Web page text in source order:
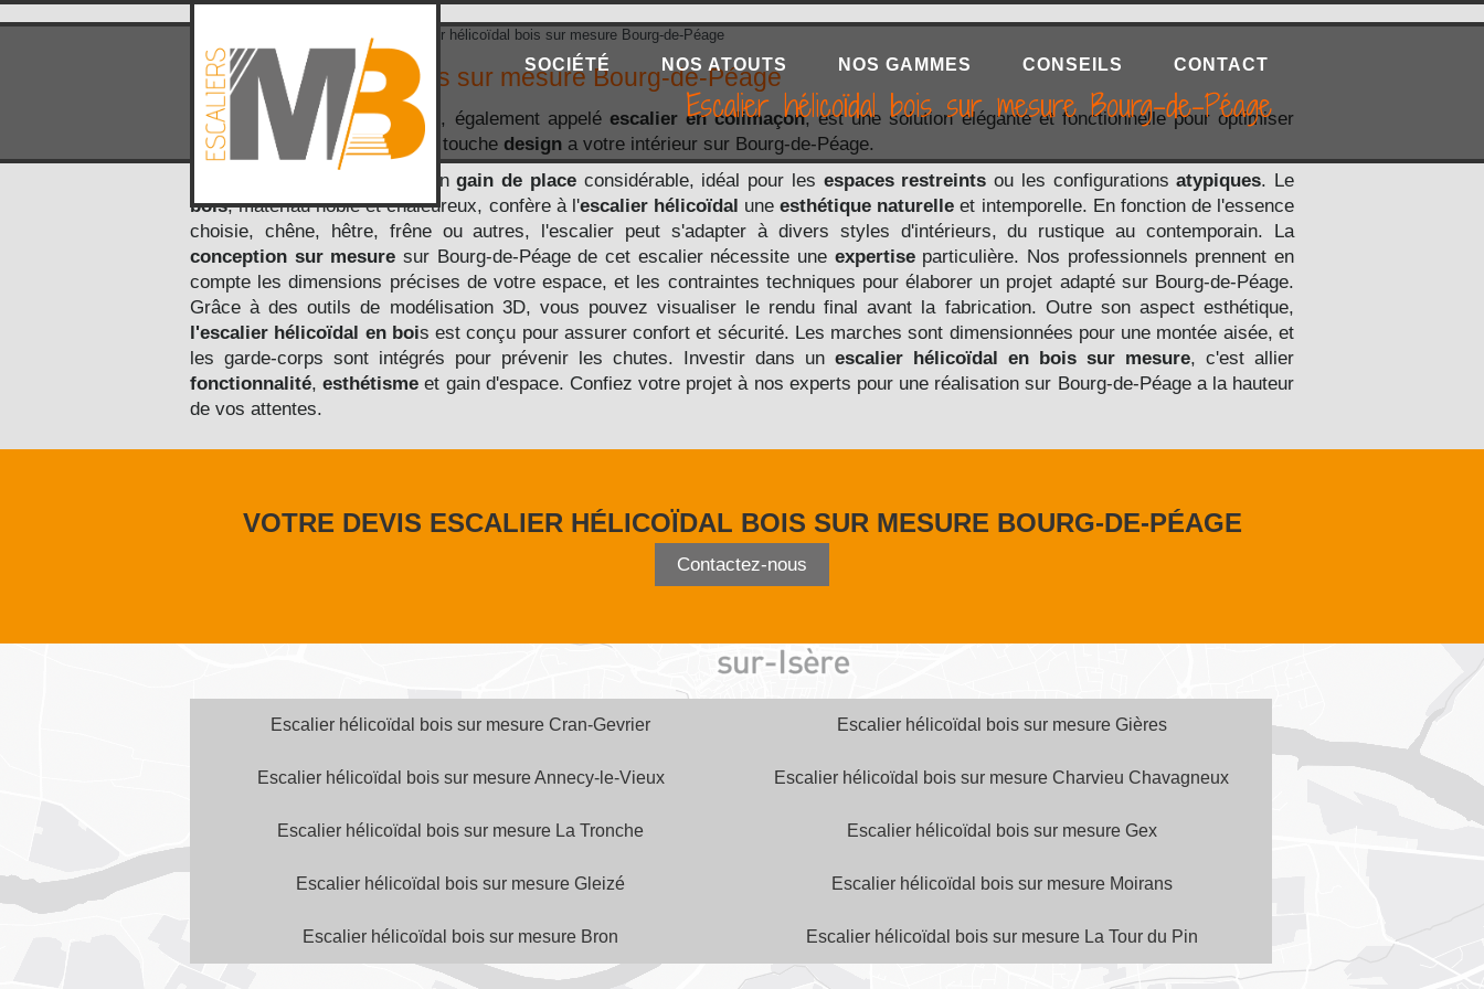
Escalier hélicoïdal bois sur mesure Bourg-de-Péage
SOCIÉTÉ NOS ATOUTS NOS GAMMES CONSEILS CONTACT
Zone d'intervention > Escalier hélicoïdal bois sur mesure Bourg-de-Péage
Escalier hélicoïdal bois sur mesure Bourg-de-Péage
L'escalier hélicoïdal en bois , également appelé escalier en colimaçon, est une solution élégante et fonctionnelle pour optimiser
l'espace tout en apportant une touche design a votre intérieur sur Bourg-de-Péage.
Sa forme en spirale permet ungain de placeconsidérable, idéal pour les espaces restreints ou les configurationsatypiques. Le
bois, matériau noble et chaleureux, confère à l'escalier hélicoïdal uneesthétique naturelleet intemporelle. En fonction de l'essence
choisie, chêne, hêtre, frêne ou autres, l'escalier peut s'adapter à divers styles d'intérieurs, du rustique au contemporain. La
conception sur mesure sur Bourg-de-Péage de cet escalier nécessite une expertise particulière. Nos professionnels prennent en
compte les dimensions précises de votre espace, et les contraintes techniques pour élaborer un projet adapté sur Bourg-de-Péage.
Grâce à des outils de modélisation 3D, vous pouvez visualiser le rendu final avant la fabrication. Outre son aspect esthétique,
l'escalier hélicoïdal en bois est conçu pour assurer confort et sécurité. Les marches sont dimensionnées pour une montée aisée, et
les garde-corps sont intégrés pour prévenir les chutes. Investir dans un escalier hélicoïdal en bois sur mesure, c'est allier
fonctionnalité,esthétismeet gain d'espace. Confiez votre projet à nos experts pour une réalisation sur Bourg-de-Péage a la hauteur
de vos attentes.
VOTRE DEVIS ESCALIER HÉLICOÏDAL BOIS SUR MESURE BOURG-DE-PÉAGE
Contactez-nous
Escalier hélicoïdal bois sur mesure Cran-Gevrier Escalier hélicoïdal bois sur mesure Gières
Escalier hélicoïdal bois sur mesure Annecy-le-Vieux Escalier hélicoïdal bois sur mesure Charvieu Chavagneux
Escalier hélicoïdal bois sur mesure La Tronche Escalier hélicoïdal bois sur mesure Gex
Escalier hélicoïdal bois sur mesure Gleizé Escalier hélicoïdal bois sur mesure Moirans
Escalier hélicoïdal bois sur mesure Bron Escalier hélicoïdal bois sur mesure La Tour du Pin